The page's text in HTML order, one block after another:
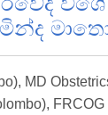
MD
FRCOG